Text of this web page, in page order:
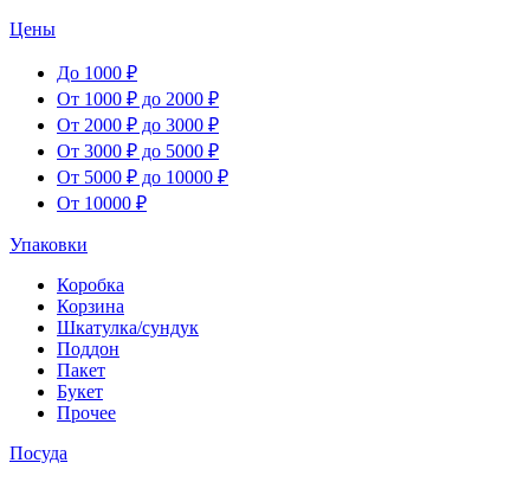
Цены
До 1000 ₽
От 1000 ₽ до 2000 ₽
От 2000 ₽ до 3000 ₽
От 3000 ₽ до 5000 ₽
От 5000 ₽ до 10000 ₽
От 10000 ₽
Упаковки
Коробка
Корзина
Шкатулка/сундук
Поддон
Пакет
Букет
Прочее
Посуда